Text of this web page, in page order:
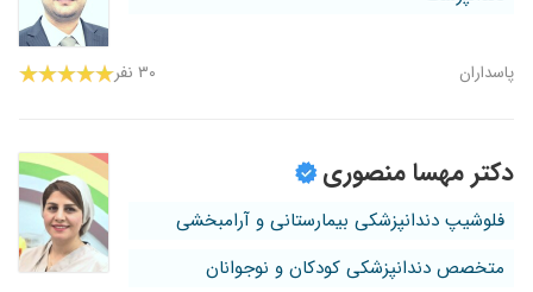
پاسداران ۳۰ نفر
دکتر مهسا منصوری
فلوشیپ دندانپزشکی بیمارستانی و آرامبخشی
متخصص دندانپزشکی کودکان و نوجوانان